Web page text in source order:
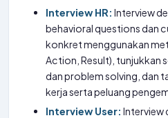
Interview HR: Interview
behavioral questions dan
konkret menggunakan
Action, Result), tunjukkan
dan problem solving, dan
kerja serta peluang
Interview User: Interview